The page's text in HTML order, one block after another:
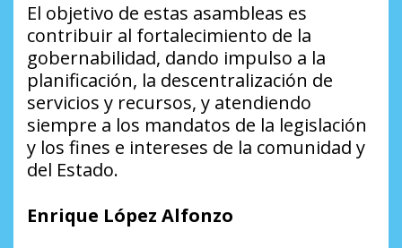
El objetivo de estas asambleas es
contribuir al fortalecimiento de la
gobernabilidad, dando impulso a la
planificación, la descentralización de
servicios y recursos, y atendiendo
siempre a los mandatos de la legislación
y los fines e intereses de la comunidad y
del Estado.
Enrique López Alfonzo